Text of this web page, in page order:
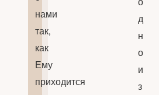
нами
так,
как
Ему
приходится
д
н
о
и
з